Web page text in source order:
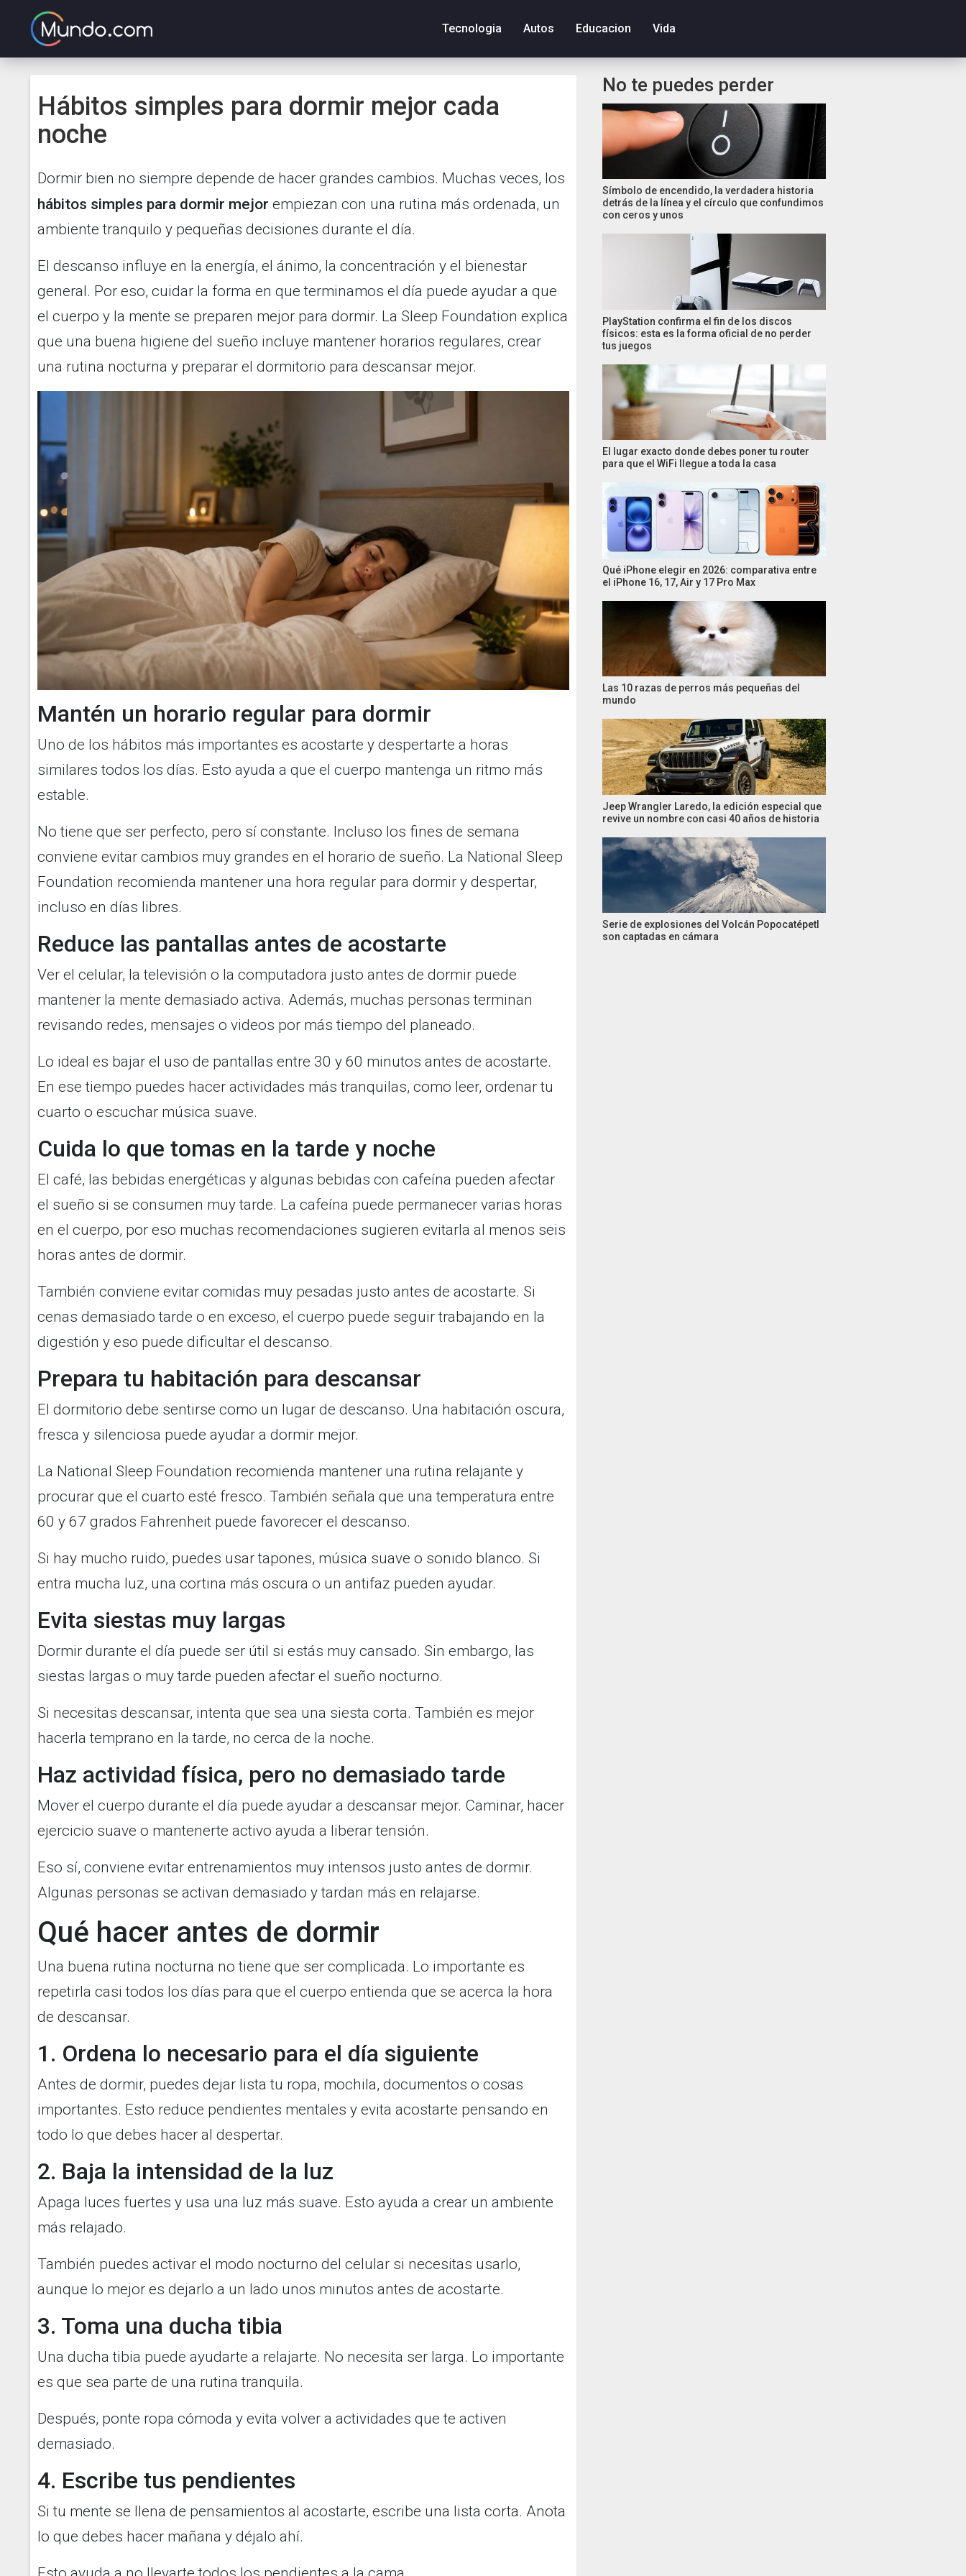
Tecnologia Autos Educacion Vida
Hábitos simples para dormir mejor cada
noche
Dormir bien no siempre depende de hacer grandes cambios. Muchas veces, los
hábitos simples para dormir mejor empiezan con una rutina más ordenada, un
ambiente tranquilo y pequeñas decisiones durante el día.
El descanso influye en la energía, el ánimo, la concentración y el bienestar
general. Por eso, cuidar la forma en que terminamos el día puede ayudar a que
el cuerpo y la mente se preparen mejor para dormir. La Sleep Foundation explica
que una buena higiene del sueño incluye mantener horarios regulares, crear
una rutina nocturna y preparar el dormitorio para descansar mejor.
Mantén un horario regular para dormir
Uno de los hábitos más importantes es acostarte y despertarte a horas
similares todos los días. Esto ayuda a que el cuerpo mantenga un ritmo más
estable.
No tiene que ser perfecto, pero sí constante. Incluso los fines de semana
conviene evitar cambios muy grandes en el horario de sueño. La National Sleep
Foundation recomienda mantener una hora regular para dormir y despertar,
incluso en días libres.
Reduce las pantallas antes de acostarte
Ver el celular, la televisión o la computadora justo antes de dormir puede
mantener la mente demasiado activa. Además, muchas personas terminan
revisando redes, mensajes o videos por más tiempo del planeado.
Lo ideal es bajar el uso de pantallas entre 30 y 60 minutos antes de acostarte.
En ese tiempo puedes hacer actividades más tranquilas, como leer, ordenar tu
cuarto o escuchar música suave.
Cuida lo que tomas en la tarde y noche
El café, las bebidas energéticas y algunas bebidas con cafeína pueden afectar
el sueño si se consumen muy tarde. La cafeína puede permanecer varias horas
en el cuerpo, por eso muchas recomendaciones sugieren evitarla al menos seis
horas antes de dormir.
También conviene evitar comidas muy pesadas justo antes de acostarte. Si
cenas demasiado tarde o en exceso, el cuerpo puede seguir trabajando en la
digestión y eso puede dificultar el descanso.
Prepara tu habitación para descansar
El dormitorio debe sentirse como un lugar de descanso. Una habitación oscura,
fresca y silenciosa puede ayudar a dormir mejor.
La National Sleep Foundation recomienda mantener una rutina relajante y
procurar que el cuarto esté fresco. También señala que una temperatura entre
60 y 67 grados Fahrenheit puede favorecer el descanso.
Si hay mucho ruido, puedes usar tapones, música suave o sonido blanco. Si
entra mucha luz, una cortina más oscura o un antifaz pueden ayudar.
Evita siestas muy largas
Dormir durante el día puede ser útil si estás muy cansado. Sin embargo, las
siestas largas o muy tarde pueden afectar el sueño nocturno.
Si necesitas descansar, intenta que sea una siesta corta. También es mejor
hacerla temprano en la tarde, no cerca de la noche.
Haz actividad física, pero no demasiado tarde
Mover el cuerpo durante el día puede ayudar a descansar mejor. Caminar, hacer
ejercicio suave o mantenerte activo ayuda a liberar tensión.
Eso sí, conviene evitar entrenamientos muy intensos justo antes de dormir.
Algunas personas se activan demasiado y tardan más en relajarse.
Qué hacer antes de dormir
Una buena rutina nocturna no tiene que ser complicada. Lo importante es
repetirla casi todos los días para que el cuerpo entienda que se acerca la hora
de descansar.
1. Ordena lo necesario para el día siguiente
Antes de dormir, puedes dejar lista tu ropa, mochila, documentos o cosas
importantes. Esto reduce pendientes mentales y evita acostarte pensando en
todo lo que debes hacer al despertar.
2. Baja la intensidad de la luz
Apaga luces fuertes y usa una luz más suave. Esto ayuda a crear un ambiente
más relajado.
También puedes activar el modo nocturno del celular si necesitas usarlo,
aunque lo mejor es dejarlo a un lado unos minutos antes de acostarte.
3. Toma una ducha tibia
Una ducha tibia puede ayudarte a relajarte. No necesita ser larga. Lo importante
es que sea parte de una rutina tranquila.
Después, ponte ropa cómoda y evita volver a actividades que te activen
demasiado.
4. Escribe tus pendientes
Si tu mente se llena de pensamientos al acostarte, escribe una lista corta. Anota
lo que debes hacer mañana y déjalo ahí.
No te puedes perder
Símbolo de encendido, la verdadera historia
detrás de la línea y el círculo que confundimos
con ceros y unos
PlayStation confirma el fin de los discos
físicos: esta es la forma oficial de no perder
tus juegos
El lugar exacto donde debes poner tu router
para que el WiFi llegue a toda la casa
Qué iPhone elegir en 2026: comparativa entre
el iPhone 16, 17, Air y 17 Pro Max
Las 10 razas de perros más pequeñas del
mundo
Jeep Wrangler Laredo, la edición especial que
revive un nombre con casi 40 años de historia
Serie de explosiones del Volcán Popocatépetl
son captadas en cámara